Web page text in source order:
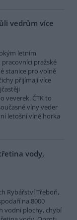
vedrům více
letním
pražské
stanice pro volně
přijímají více
veverek. ČTK to
vlny veder
letošní vlně horka
vody,
Rybářství Třeboň,
na 8000
vodní plochy, chybí